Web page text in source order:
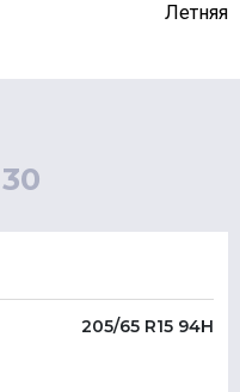
Летняя
30
205/65 R15 94H